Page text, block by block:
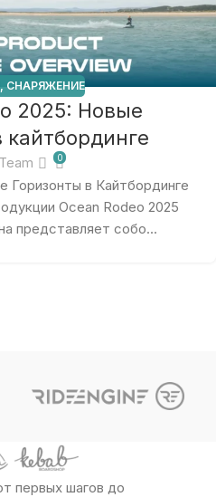
, СНАРЯЖЕНИЕ
2025: Новые
кайтбординге
0
Горизонты в Кайтбординге
Ocean Rodeo 2025
представляет собо...
первых шагов до